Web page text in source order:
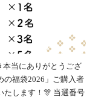
本当にありがとうござ
の福袋2026」ご購入者
たします！🎊 当選番号